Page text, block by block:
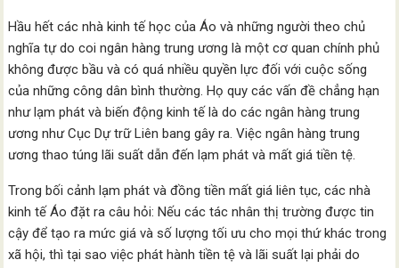
Hầu hết các nhà kinh tế học của Áo và những người theo chủ
nghĩa tự do coi ngân hàng trung ương là một cơ quan chính phủ
không được bầu và có quá nhiều quyền lực đối với cuộc sống
của những công dân bình thường. Họ quy các vấn đề chẳng hạn
như lạm phát và biến động kinh tế là do các ngân hàng trung
ương như Cục Dự trữ Liên bang gây ra. Việc ngân hàng trung
ương thao túng lãi suất dẫn đến lạm phát và mất giá tiền tệ.
Trong bối cảnh lạm phát và đồng tiền mất giá liên tục, các nhà
kinh tế Áo đặt ra câu hỏi: Nếu các tác nhân thị trường được tin
cậy để tạo ra mức giá và số lượng tối ưu cho mọi thứ khác trong
xã hội, thì tại sao việc phát hành tiền tệ và lãi suất lại phải do